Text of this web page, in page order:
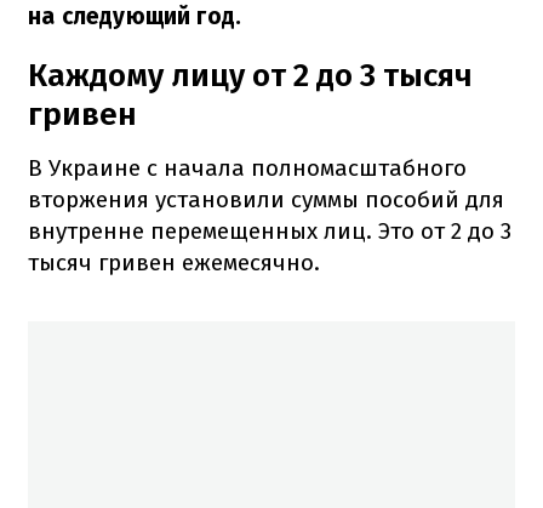
на следующий год.
Каждому лицу от 2 до 3 тысяч
гривен
В Украине с начала полномасштабного
вторжения установили суммы пособий для
внутренне перемещенных лиц. Это от 2 до 3
тысяч гривен ежемесячно.